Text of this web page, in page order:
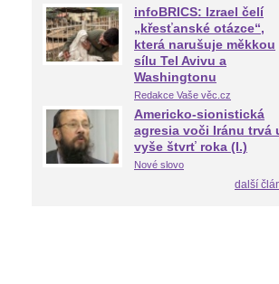
infoBRICS: Izrael čelí
„křesťanské otázce“,
která narušuje měkkou
sílu Tel Avivu a
Washingtonu
Redakce Vaše věc.cz
Americko-sionistická
agresia voči Iránu trvá
vyše štvrť roka (I.)
Nové slovo
další